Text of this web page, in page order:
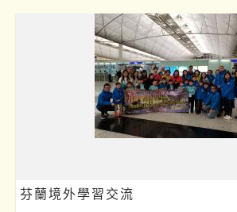
芬蘭境外學習交流